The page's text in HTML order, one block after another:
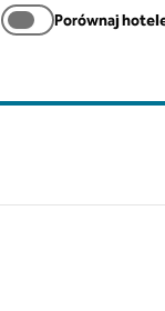
Porównaj